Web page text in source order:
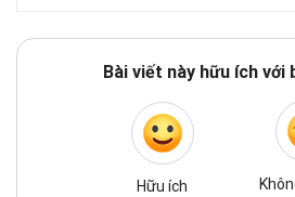
Bài viết này hữu ích với
Hữu ích